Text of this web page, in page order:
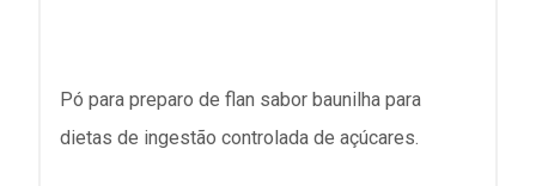
Pó para preparo de flan sabor baunilha para
dietas de ingestão controlada de açúcares.